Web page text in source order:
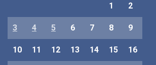
1 2
3 4 5 6 7 8 9
10 11 12 13 14 15 16